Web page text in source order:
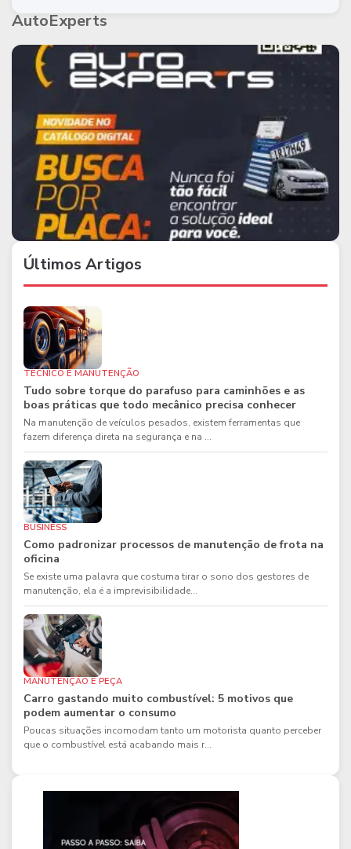
AutoExperts
Últimos Artigos
TÉCNICO E MANUTENÇÃO
Tudo sobre torque do parafuso para caminhões e as
boas práticas que todo mecânico precisa conhecer
Na manutenção de veículos pesados, existem ferramentas que
fazem diferença direta na segurança e na ...
BUSINESS
Como padronizar processos de manutenção de frota na
oficina
Se existe uma palavra que costuma tirar o sono dos gestores de
manutenção, ela é a imprevisibilidade...
MANUTENÇÃO E PEÇA
Carro gastando muito combustível: 5 motivos que
podem aumentar o consumo
Poucas situações incomodam tanto um motorista quanto perceber
que o combustível está acabando mais r...